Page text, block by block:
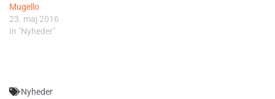
Mugello
23. maj 2016
In "Nyheder"
Nyheder